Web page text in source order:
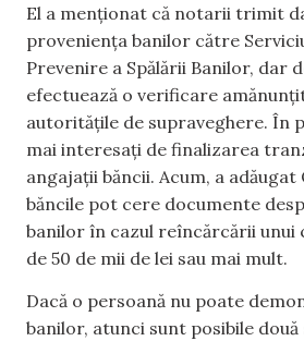
El a menționat că notarii trimit
proveniența banilor către
Prevenire a Spălării Banilor, dar
efectuează o verificare
autoritățile de supraveghere. În
mai interesați de finalizarea
angajații băncii. Acum, a adăugat
băncile pot cere documente
banilor în cazul reîncărcării unui
de 50 de mii de lei sau mai mult.
Dacă o persoană nu poate
banilor, atunci sunt posibile două